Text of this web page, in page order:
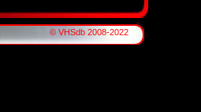
© VHSdb 2008-2022